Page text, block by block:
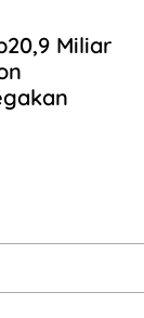
Miliar